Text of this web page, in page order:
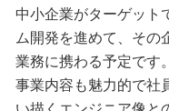
中小企業がターゲット
ム開発を進めて、その
業務に携わる予定です。
事業内容も魅力的で社